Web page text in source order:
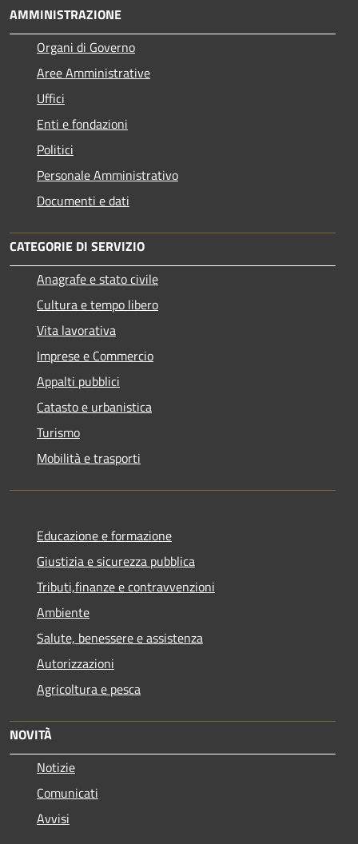
AMMINISTRAZIONE
Organi di Governo
Aree Amministrative
Uffici
Enti e fondazioni
Politici
Personale Amministrativo
Documenti e dati
CATEGORIE DI SERVIZIO
Anagrafe e stato civile
Cultura e tempo libero
Vita lavorativa
Imprese e Commercio
Appalti pubblici
Catasto e urbanistica
Turismo
Mobilità e trasporti
Educazione e formazione
Giustizia e sicurezza pubblica
Tributi,finanze e contravvenzioni
Ambiente
Salute, benessere e assistenza
Autorizzazioni
Agricoltura e pesca
NOVITÀ
Notizie
Comunicati
Avvisi